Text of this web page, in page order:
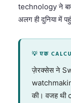
technology ने
अलग ही दुनिया में
💡 एक
ज़ेरक्सेस ने
की। वजह थी